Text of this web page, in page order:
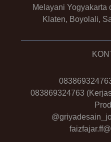
Melayani Yogyakarta
Klaten, Boyolali,
083869324763